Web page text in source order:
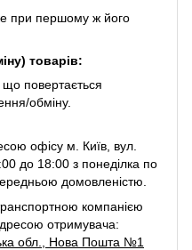
при першому ж його
товарів:
повертається
обміну.
офісу м. Київ, вул.
до 18:00 з понеділка по
домовленістю.
компанією
отримувача:
обл., Нова Пошта №1